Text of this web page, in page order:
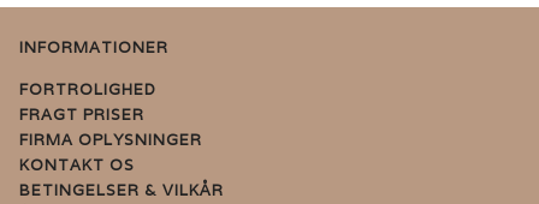
INFORMATIONER
FORTROLIGHED
FRAGT PRISER
FIRMA OPLYSNINGER
KONTAKT OS
BETINGELSER & VILKÅR